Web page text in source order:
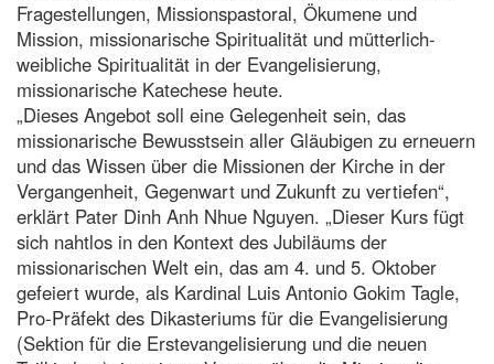
Fragestellungen, Missionspastoral, Ökumene und
Mission, missionarische Spiritualität und mütterlich-
weibliche Spiritualität in der Evangelisierung,
missionarische Katechese heute.
„Dieses Angebot soll eine Gelegenheit sein, das
missionarische Bewusstsein aller Gläubigen zu erneuern
und das Wissen über die Missionen der Kirche in der
Vergangenheit, Gegenwart und Zukunft zu vertiefen“,
erklärt Pater Dinh Anh Nhue Nguyen. „Dieser Kurs fügt
sich nahtlos in den Kontext des Jubiläums der
missionarischen Welt ein, das am 4. und 5. Oktober
gefeiert wurde, als Kardinal Luis Antonio Gokim Tagle,
Pro-Präfekt des Dikasteriums für die Evangelisierung
(Sektion für die Erstevangelisierung und die neuen